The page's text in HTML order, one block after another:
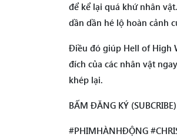
để kể lại quá khứ nhân
dần dần hé lộ hoàn cảnh
Điều đó giúp Hell of High
đích của các nhân vật
khép lại.
BẤM ĐĂNG KÝ
#PHIMHÀNHĐỘNG